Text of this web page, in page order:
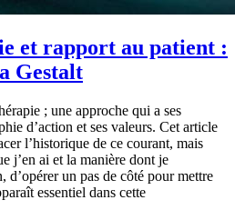
et rapport au patient :
Gestalt
; une approche qui a ses
d’action et ses valeurs. Cet article
l’historique de ce courant, mais
j’en ai et la manière dont je
d’opérer un pas de côté pour mettre
essentiel dans cette